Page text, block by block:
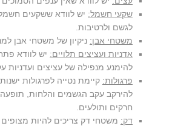
שקעי חשמל: יש לוודא ששקעים
לגשם ולרטיבות.
משטחי אבן: ניקיון של משטחי אבן
אדניות ועציצים תלויים: יש לוודא
להימנע מנפילה של עציצים ועדניות
פרגולות: קיימת נטייה לפרגולות
להירקב עקב הגשמים והלחות,
חרקים ותולעים.
דק: משטחי דק צריכים להיות